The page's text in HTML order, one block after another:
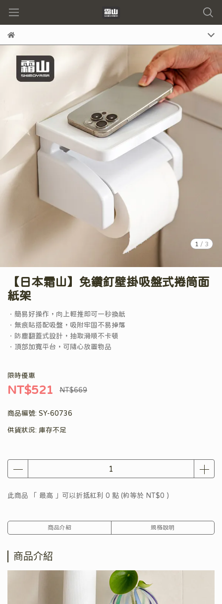
1 / 3
【日本霜山】免鑽釘壁掛吸盤式捲筒面
紙架
．簡易好操作，向上輕推即可一秒換紙
．無痕貼搭配吸盤，吸附牢固不易掉落
．防塵翻蓋式設計，抽取滑順不卡頓
．頂部加寬平台，可隨心放置物品
限時優惠
NT$521 NT$669
商品編號: SY-60736
供貨狀況: 庫存不足
此商品 「 最高 」可以折抵紅利 0 點 (約等於 NT$0 )
商品介紹 規格說明
商品介紹